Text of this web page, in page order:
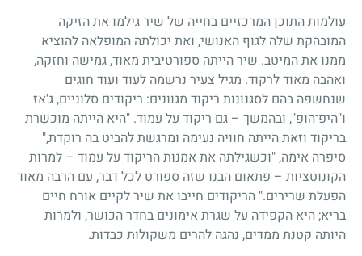
עולמות התוכן המרכזיים בחייה של שיר גילמו את הזיקה
המובהקת שלה לגוף האנושי, ואת יכולתה המופלאה להוציא
ממנו את המיטב. שיר הייתה ספורטיבית מאוד, גמישה וחזקה,
ואהבה מאוד לרקוד. מגיל צעיר נרשמה לעוד ועוד חוגים
שנחשפה בהם לסגנונות ריקוד מגוונים: ריקודים סלוניים, ג'אז
ו"היפ־הופ", ובהמשך – גם ריקוד על עמוד. "היא הייתה מוכשרת
בריקוד וזאת הייתה חוויה נעימה ומרגשת להביט בה רוקדת,"
סיפרה אימה, "וכשגילתה את אמנות הריקוד על עמוד – למרות
הקונוטציות – פתאום הבנו שזה ספורט לכל דבר, עם הרבה מאוד
הפעלת שרירים." הריקודים חייבו את שיר לקיים אורח חיים
בריא; היא הקפידה על שגרת אימונים בחדר הכושר, ולמרות
היותה קטנת ממדים, נהגה להרים משקולות כבדות.